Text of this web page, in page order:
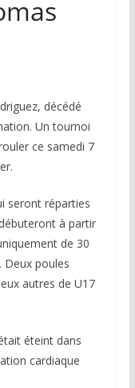
décédé
Un tournoi
ce samedi 7
seront réparties
à partir
de 30
Deux poules
autres de U17
éteint dans
cardiaque